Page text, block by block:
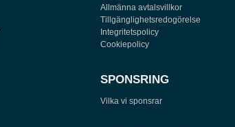
Allmänna avtalsvillkor
Tillgänglighetsredogörelse
Integritetspolicy
Cookiepolicy
SPONSRING
Vilka vi sponsrar